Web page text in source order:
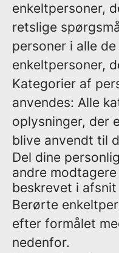
enkeltpersoner,
retslige
personer i alle
enkeltpersoner,
Kategorier af
anvendes: Alle
oplysninger, der
blive anvendt til
Del dine
andre
beskrevet i
Berørte
efter formålet
nedenfor.